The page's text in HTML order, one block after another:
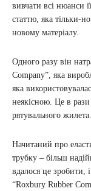
вивчати всі нюанси
статтю, яка тільки-
новому матеріалу.
Одного разу він
Company”, яка
яка
неякісною. Це в
рятувального жилета.
Начитаний про
трубку – більш
вдалося це зробити,
“Roxbury Rubber